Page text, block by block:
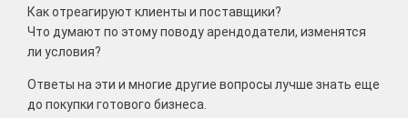
Как отреагируют клиенты и поставщики?
Что думают по этому поводу арендодатели, изменятся
ли условия?
Ответы на эти и многие другие вопросы лучше знать еще
до покупки готового бизнеса.